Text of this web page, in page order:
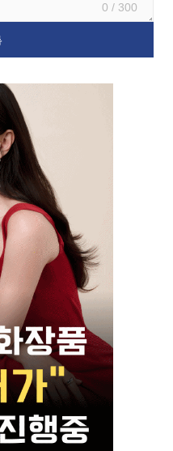
0 / 300